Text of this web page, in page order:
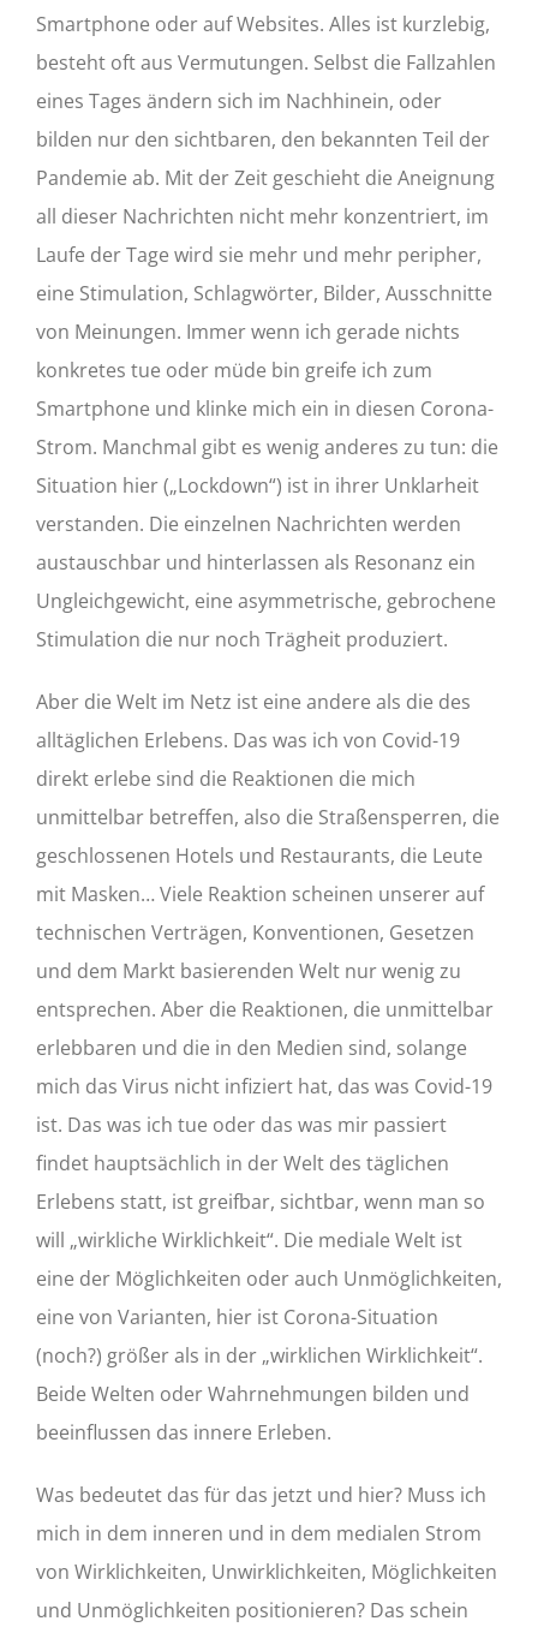
Smartphone oder auf Websites. Alles ist kurzlebig,
besteht oft aus Vermutungen. Selbst die Fallzahlen
eines Tages ändern sich im Nachhinein, oder
bilden nur den sichtbaren, den bekannten Teil der
Pandemie ab. Mit der Zeit geschieht die Aneignung
all dieser Nachrichten nicht mehr konzentriert, im
Laufe der Tage wird sie mehr und mehr peripher,
eine Stimulation, Schlagwörter, Bilder, Ausschnitte
von Meinungen. Immer wenn ich gerade nichts
konkretes tue oder müde bin greife ich zum
Smartphone und klinke mich ein in diesen Corona-
Strom. Manchmal gibt es wenig anderes zu tun: die
Situation hier („Lockdown“) ist in ihrer Unklarheit
verstanden. Die einzelnen Nachrichten werden
austauschbar und hinterlassen als Resonanz ein
Ungleichgewicht, eine asymmetrische, gebrochene
Stimulation die nur noch Trägheit produziert.
Aber die Welt im Netz ist eine andere als die des
alltäglichen Erlebens. Das was ich von Covid-19
direkt erlebe sind die Reaktionen die mich
unmittelbar betreffen, also die Straßensperren, die
geschlossenen Hotels und Restaurants, die Leute
mit Masken… Viele Reaktion scheinen unserer auf
technischen Verträgen, Konventionen, Gesetzen
und dem Markt basierenden Welt nur wenig zu
entsprechen. Aber die Reaktionen, die unmittelbar
erlebbaren und die in den Medien sind, solange
mich das Virus nicht infiziert hat, das was Covid-19
ist. Das was ich tue oder das was mir passiert
findet hauptsächlich in der Welt des täglichen
Erlebens statt, ist greifbar, sichtbar, wenn man so
will „wirkliche Wirklichkeit“. Die mediale Welt ist
eine der Möglichkeiten oder auch Unmöglichkeiten,
eine von Varianten, hier ist Corona-Situation
(noch?) größer als in der „wirklichen Wirklichkeit“.
Beide Welten oder Wahrnehmungen bilden und
beeinflussen das innere Erleben.
Was bedeutet das für das jetzt und hier? Muss ich
mich in dem inneren und in dem medialen Strom
von Wirklichkeiten, Unwirklichkeiten, Möglichkeiten
und Unmöglichkeiten positionieren? Das schein